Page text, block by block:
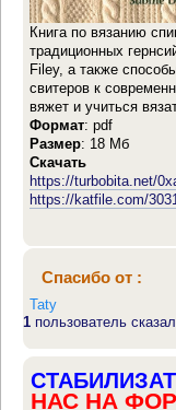
Книга по вязанию
традиционных
Filey, а также
свитеров к
вяжет и учиться
Формат: pdf
Размер: 18 Мб
Скачать
https://turbobita.net/
https://katfile.com/
Спасибо от :
Taty
1 пользователь
НАС НА